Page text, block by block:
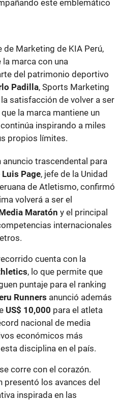
este emblemático
de Marketing de KIA Perú,
marca con una
del patrimonio deportivo
Padilla, Sports Marketing
satisfacción de volver a ser
la marca mantiene un
inspirando a miles
propios límites.
trascendental para
Page, jefe de la Unidad
de Atletismo, confirmó
volverá a ser el
Maratón y el principal
internacionales
cuenta con la
, lo que permite que
puntaje para el ranking
Runners anunció además
US$ 10,000 para el atleta
nacional de media
económicos más
disciplina en el país.
corre con el corazón.
presentó los avances del
inspirada en las